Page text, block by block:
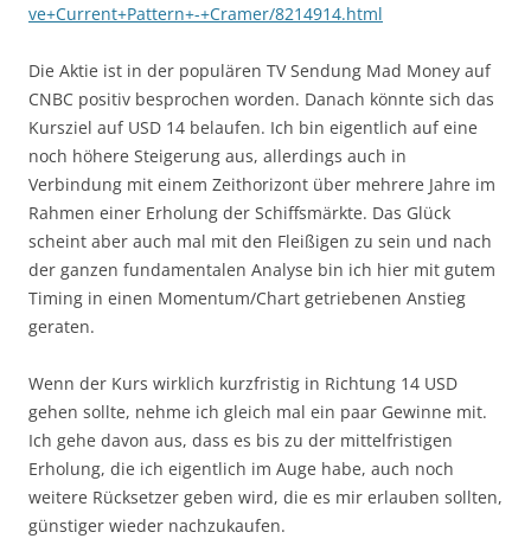
ve+Current+Pattern+-+Cramer/8214914.html
Die Aktie ist in der populären TV Sendung Mad Money auf
CNBC positiv besprochen worden. Danach könnte sich das
Kursziel auf USD 14 belaufen. Ich bin eigentlich auf eine
noch höhere Steigerung aus, allerdings auch in
Verbindung mit einem Zeithorizont über mehrere Jahre im
Rahmen einer Erholung der Schiffsmärkte. Das Glück
scheint aber auch mal mit den Fleißigen zu sein und nach
der ganzen fundamentalen Analyse bin ich hier mit gutem
Timing in einen Momentum/Chart getriebenen Anstieg
geraten.
Wenn der Kurs wirklich kurzfristig in Richtung 14 USD
gehen sollte, nehme ich gleich mal ein paar Gewinne mit.
Ich gehe davon aus, dass es bis zu der mittelfristigen
Erholung, die ich eigentlich im Auge habe, auch noch
weitere Rücksetzer geben wird, die es mir erlauben sollten,
günstiger wieder nachzukaufen.